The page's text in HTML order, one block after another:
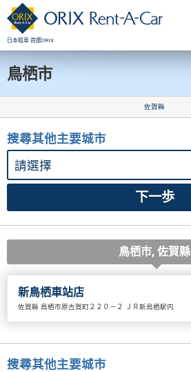
日本租車 首選ORIX
鳥栖市
佐賀縣
搜尋其他主要城市
鳥栖市, 佐賀縣
新鳥栖車站店
佐賀縣 鳥栖市原古賀町２２０－２ ＪＲ新鳥栖駅内
搜尋其他主要城市